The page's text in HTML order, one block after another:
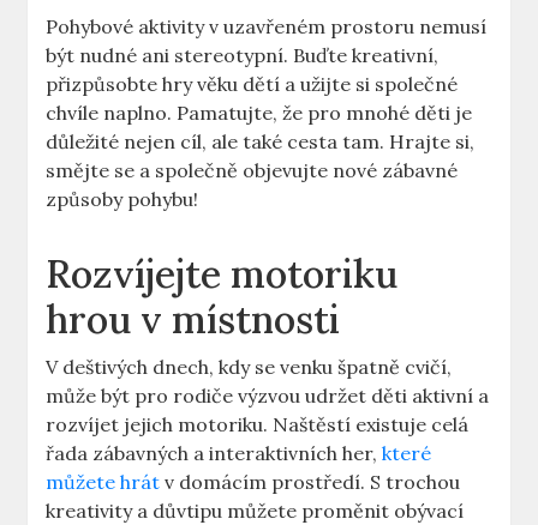
Pohybové aktivity v uzavřeném prostoru nemusí
být nudné ani stereotypní. Buďte kreativní,
přizpůsobte hry věku dětí a užijte si společné
chvíle naplno. Pamatujte, že pro mnohé děti je
důležité nejen cíl, ale také cesta tam. Hrajte si,
smějte se a společně objevujte nové zábavné
způsoby pohybu!
Rozvíjejte motoriku
hrou v místnosti
V deštivých dnech, kdy se venku špatně cvičí,
může být pro rodiče výzvou udržet děti aktivní a
rozvíjet jejich motoriku. Naštěstí existuje celá
řada zábavných a interaktivních her,které
můžete hrát v domácím prostředí. S trochou
kreativity a důvtipu můžete proměnit obývací